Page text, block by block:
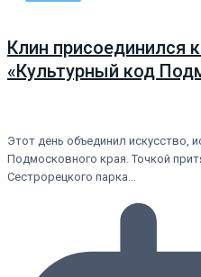
Клин присоединился
«Культурный код
Этот день объединил искусство,
Подмосковного края. Точкой
Сестрорецкого парка…